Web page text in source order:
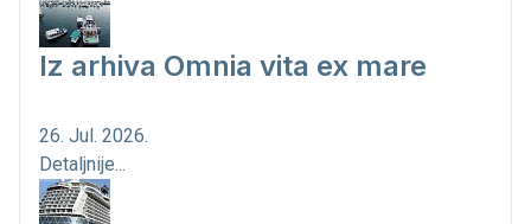
Iz arhiva Omnia vita ex mare
26. Jul. 2026.
Detaljnije...